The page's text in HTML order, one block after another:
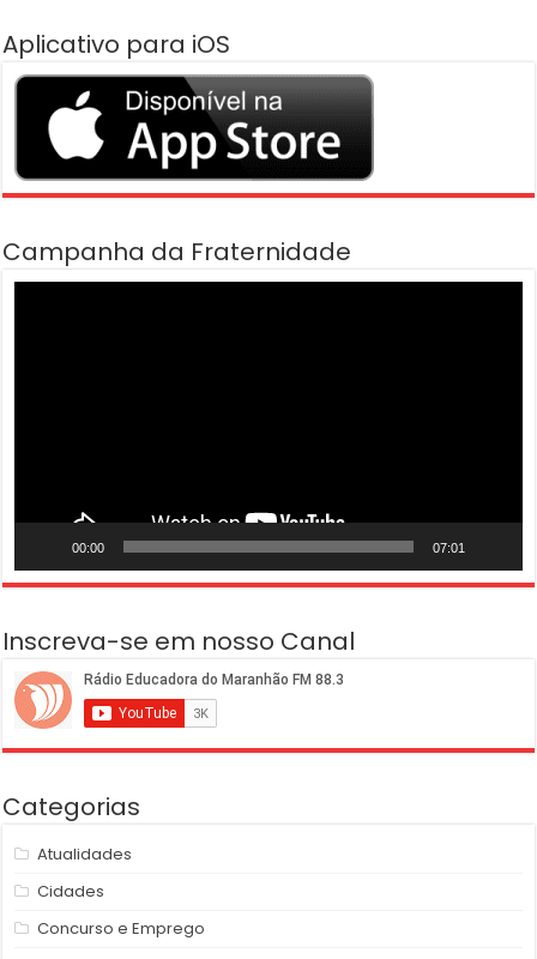
Aplicativo para iOS
Campanha da Fraternidade
00:00 07:01
Inscreva-se em nosso Canal
Categorias
Atualidades
Cidades
Concurso e Emprego